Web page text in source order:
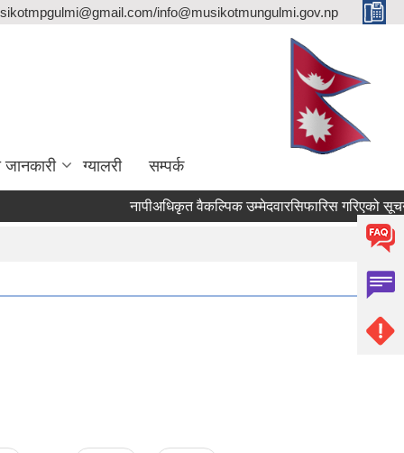
info@musikotmungulmi.gov.np
ग्यालरी सम्पर्क
नापीअधिकृत वैकल्पिक उम्मेदवारसिफारिस गरिएको सूचना।